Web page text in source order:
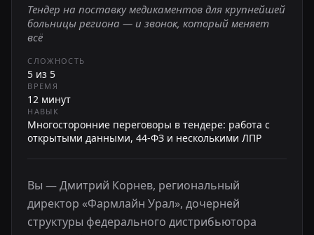
Тендер на поставку медикаментов для крупнейшей
больницы региона — и звонок, который меняет
всё
СЛОЖНОСТЬ
5 из 5
ВРЕМЯ
12 минут
НАВЫК
Многосторонние переговоры в тендере: работа с
открытыми данными, 44-ФЗ и несколькими ЛПР
Вы — Дмитрий Корнев, региональный
директор «Фармлайн Урал», дочерней
структуры федерального дистрибьютора